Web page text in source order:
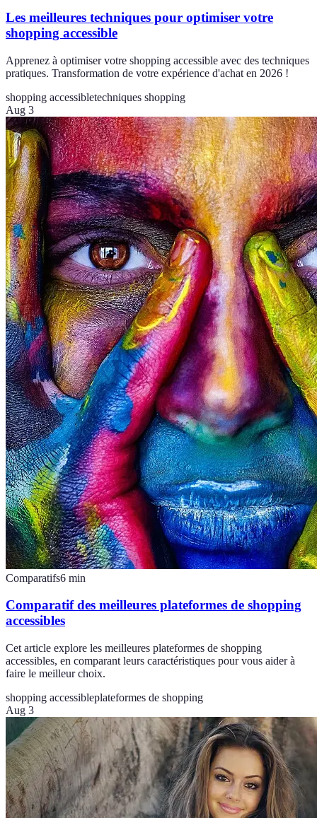
Les meilleures techniques pour optimiser votre
shopping accessible
Apprenez à optimiser votre shopping accessible avec des techniques
pratiques. Transformation de votre expérience d'achat en 2026 !
shopping accessibletechniques shopping
Aug 3
Comparatifs6 min
Comparatif des meilleures plateformes de shopping
accessibles
Cet article explore les meilleures plateformes de shopping
accessibles, en comparant leurs caractéristiques pour vous aider à
faire le meilleur choix.
shopping accessibleplateformes de shopping
Aug 3